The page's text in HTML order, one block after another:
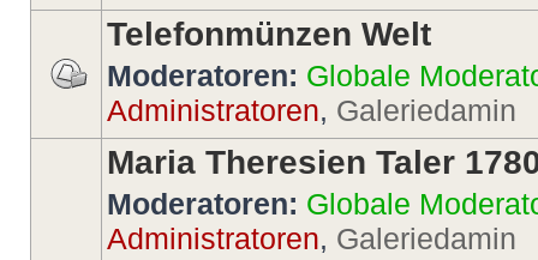
Telefonmünzen Welt
Moderatoren: Globale
Administratoren, Galeriedamin
Maria Theresien Taler
Moderatoren: Globale
Administratoren, Galeriedamin